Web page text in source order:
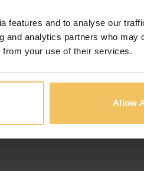
features and to analyse our
and analytics partners who may
from your use of their services.
Allow
di classe
Trail e il
unisce la
Musical
Strand
The
The
Winter